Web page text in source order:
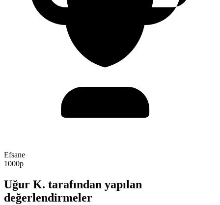
Efsane
1000p
Uğur K. tarafından yapılan
değerlendirmeler